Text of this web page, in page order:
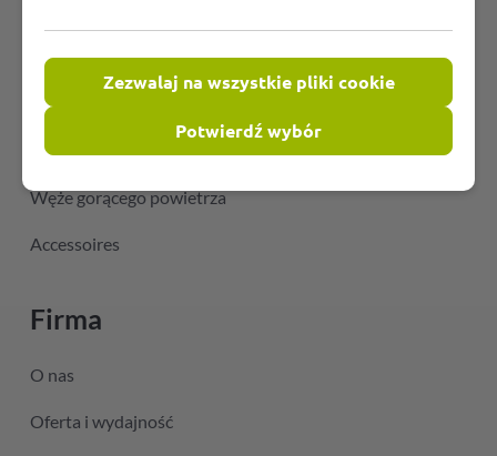
Elastyczne węże PVC
Węże odporne na temperaturę
Węże do klimatyzacji
Węże gorącego powietrza
Accessoires
Firma
O nas
Oferta i wydajność
Zezwalaj na wszystkie pliki cookie
Potwierdź wybór